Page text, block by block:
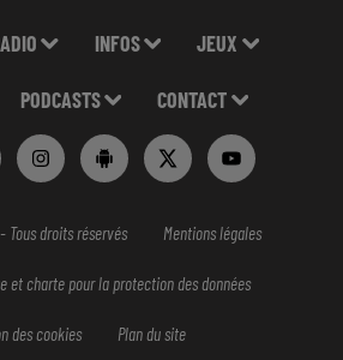
INFOS JEUX
PODCASTS CONTACT
Tous droits réservés Mentions légales
et charte pour la protection des données
des cookies Plan du site